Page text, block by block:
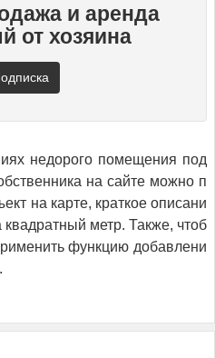
и аренда
от хозяина
недорого помещения под
на сайте можно п
на карте, краткое описани
квадратный метр. Также, чтоб
функцию добавлени